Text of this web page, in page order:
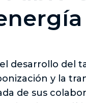
desarrollo del
y la
de sus